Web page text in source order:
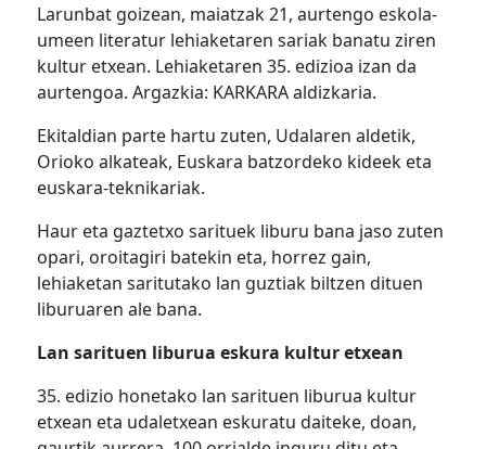
Larunbat goizean, maiatzak 21, aurtengo eskola-
umeen literatur lehiaketaren sariak banatu ziren
kultur etxean. Lehiaketaren 35. edizioa izan da
aurtengoa. Argazkia: KARKARA aldizkaria.
Ekitaldian parte hartu zuten, Udalaren aldetik,
Orioko alkateak, Euskara batzordeko kideek eta
euskara-teknikariak.
Haur eta gaztetxo sarituek liburu bana jaso zuten
opari, oroitagiri batekin eta, horrez gain,
lehiaketan saritutako lan guztiak biltzen dituen
liburuaren ale bana.
Lan sarituen liburua eskura kultur etxean
35. edizio honetako lan sarituen liburua kultur
etxean eta udaletxean eskuratu daiteke, doan,